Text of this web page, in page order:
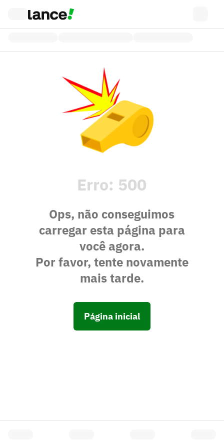
Erro: 500
Ops, não conseguimos
carregar esta página para
você agora.
Por favor, tente novamente
mais tarde.
Página inicial